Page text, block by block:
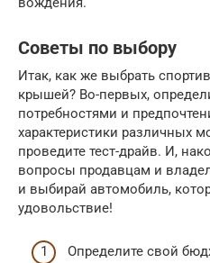
Советы по выбору
Итак, как же выбрать
крышей? Во-первых,
потребностями и
характеристики различных
проведите тест-драйв. И,
вопросы продавцам и
и выбирай автомобиль,
удовольствие!
Определите свой